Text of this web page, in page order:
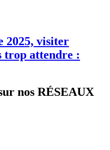
2025, visiter
trop attendre :
nos RÉSEAUX